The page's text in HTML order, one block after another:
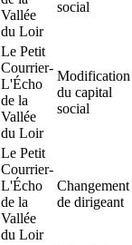
Vallée
du Loir
social
Le Petit
Courrier-
L'Écho
de la
Vallée
du Loir
Modification
du capital
social
Le Petit
Courrier-
L'Écho
de la
Vallée
du Loir
Changement
de dirigeant